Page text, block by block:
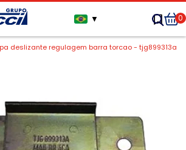
▼ 0
deslizante regulagem barra torcao - tjg899313a